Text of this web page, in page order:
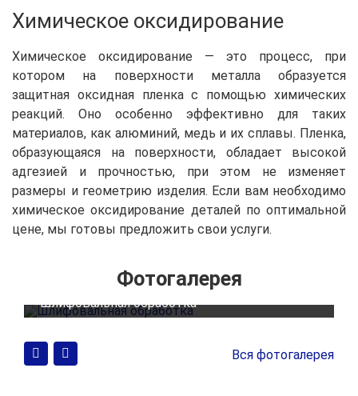
Химическое оксидирование
Химическое оксидирование — это процесс, при
котором на поверхности металла образуется
защитная оксидная пленка с помощью химических
реакций. Оно особенно эффективно для таких
материалов, как алюминий, медь и их сплавы. Пленка,
образующаяся на поверхности, обладает высокой
адгезией и прочностью, при этом не изменяет
размеры и геометрию изделия. Если вам необходимо
химическое оксидирование деталей по оптимальной
цене, мы готовы предложить свои услуги.
Фотогалерея
Шлифовальная обработка
Вся фотогалерея